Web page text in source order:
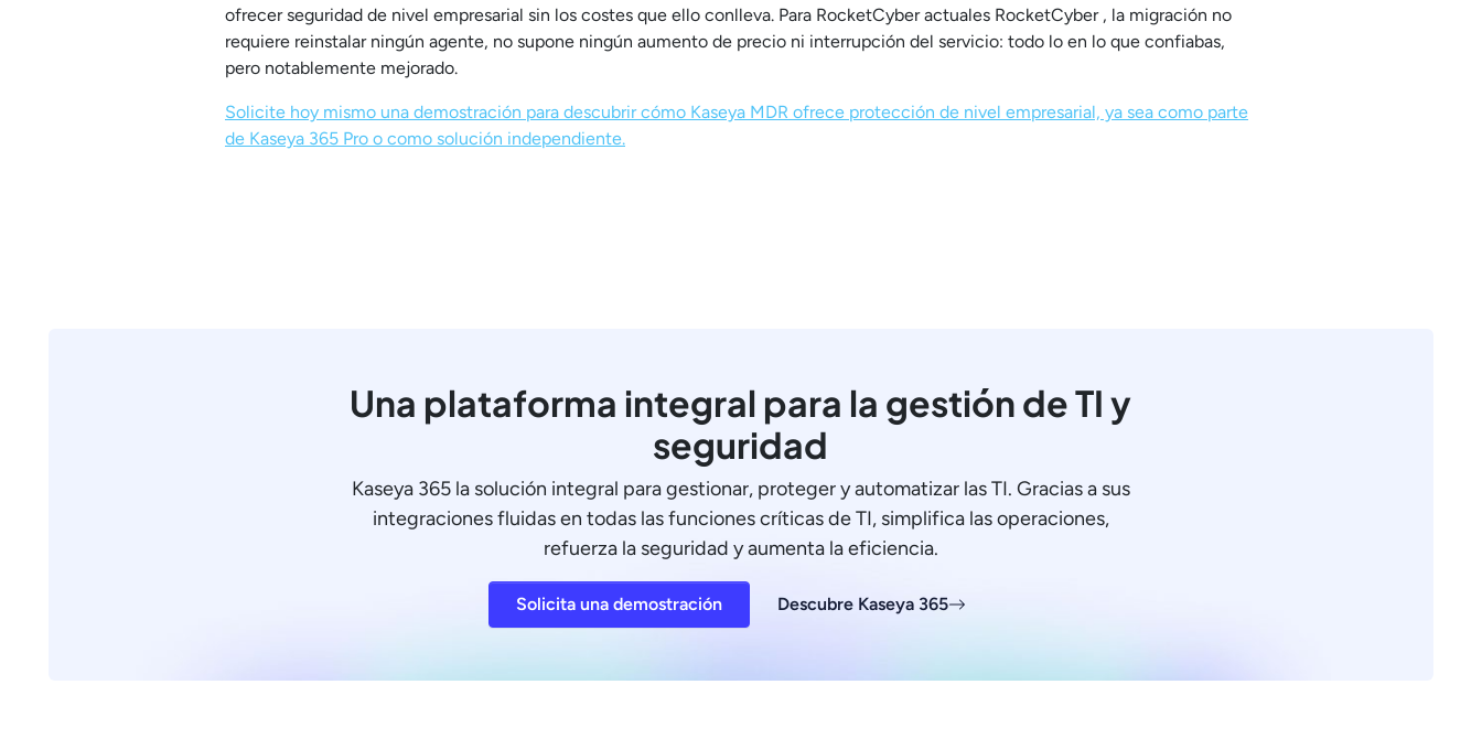
ofrecer seguridad de nivel empresarial sin los costes que ello conlleva. Para RocketCyber actuales RocketCyber , la migración no
requiere reinstalar ningún agente, no supone ningún aumento de precio ni interrupción del servicio: todo lo en lo que confiabas,
pero notablemente mejorado.
Solicite hoy mismo una demostración para descubrir cómo Kaseya MDR ofrece protección de nivel empresarial, ya sea como parte
de Kaseya 365 Pro o como solución independiente.
Una plataforma integral para la gestión de TI y
seguridad
Kaseya 365 la solución integral para gestionar, proteger y automatizar las TI. Gracias a sus
integraciones fluidas en todas las funciones críticas de TI, simplifica las operaciones,
refuerza la seguridad y aumenta la eficiencia.
Solicita una demostración Descubre Kaseya 365